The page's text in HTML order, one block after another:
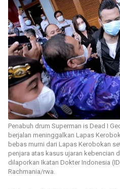
Penabuh drum Superman is Dead I
berjalan meninggalkan Lapas
bebas murni dari Lapas Kerobokan
penjara atas kasus ujaran kebencian
dilaporkan Ikatan Dokter Indonesia
Rachmania/rwa.